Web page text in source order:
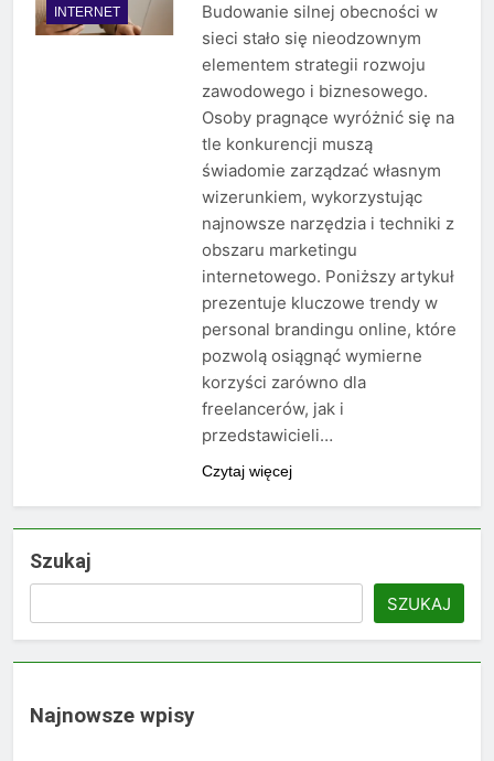
INTERNET
Budowanie silnej obecności w
sieci stało się nieodzownym
elementem strategii rozwoju
zawodowego i biznesowego.
Osoby pragnące wyróżnić się na
tle konkurencji muszą
świadomie zarządzać własnym
wizerunkiem, wykorzystując
najnowsze narzędzia i techniki z
obszaru marketingu
internetowego. Poniższy artykuł
prezentuje kluczowe trendy w
personal brandingu online, które
pozwolą osiągnąć wymierne
korzyści zarówno dla
freelancerów, jak i
przedstawicieli…
Czytaj więcej
Szukaj
SZUKAJ
Najnowsze wpisy